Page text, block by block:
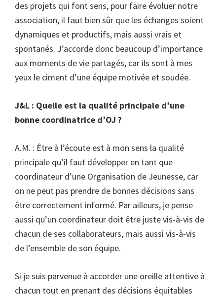
des projets qui font sens, pour faire évoluer notre
association, il faut bien sûr que les échanges soient
dynamiques et productifs, mais aussi vrais et
spontanés. J’accorde donc beaucoup d’importance
aux moments de vie partagés, car ils sont à mes
yeux le ciment d’une équipe motivée et soudée.
J&L : Quelle est la qualité principale d’une
bonne coordinatrice d’OJ ?
A.M. : Être à l’écoute est à mon sens la qualité
principale qu’il faut développer en tant que
coordinateur d’une Organisation de Jeunesse, car
on ne peut pas prendre de bonnes décisions sans
être correctement informé. Par ailleurs, je pense
aussi qu’un coordinateur doit être juste vis-à-vis de
chacun de ses collaborateurs, mais aussi vis-à-vis
de l’ensemble de son équipe.
Si je suis parvenue à accorder une oreille attentive à
chacun tout en prenant des décisions équitables